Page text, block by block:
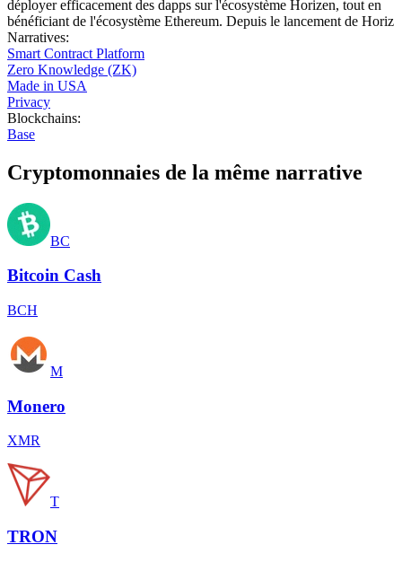
déployer efficacement des dapps sur l'écosystème Horizen, tout en
bénéficiant de l'écosystème Ethereum. Depuis le lancement de Horiz
Narratives:
Smart Contract Platform
Zero Knowledge (ZK)
Made in USA
Privacy
Blockchains:
Base
Cryptomonnaies de la même narrative
BC
Bitcoin Cash
BCH
M
Monero
XMR
T
TRON